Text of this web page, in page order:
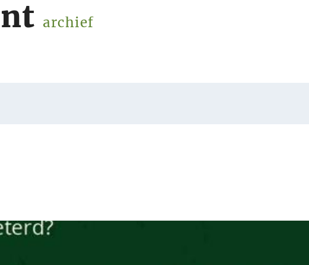
nt archief